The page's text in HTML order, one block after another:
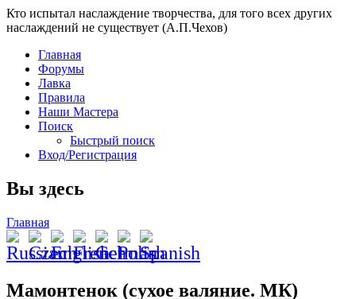
Кто испытал наслаждение творчества, для того всех других
наслаждений не существует (А.П.Чехов)
Главная
Форумы
Лавка
Правила
Наши Мастера
Поиск
Быстрый поиск
Вход/Регистрация
Вы здесь
Главная
Мамонтенок (сухое валяние. МК)